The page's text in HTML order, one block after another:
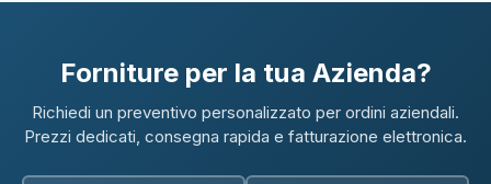
Forniture per la tua Azienda?
Richiedi un preventivo personalizzato per ordini aziendali.
Prezzi dedicati, consegna rapida e fatturazione elettronica.